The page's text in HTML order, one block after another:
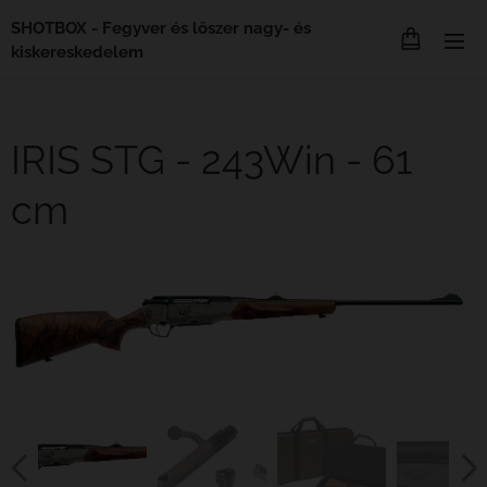
SHOTBOX - Fegyver és lőszer nagy- és
kiskereskedelem
IRIS STG - 243Win - 61
cm